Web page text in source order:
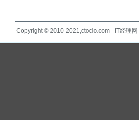
Copyright © 2010-2021,ctocio.com - IT经理网